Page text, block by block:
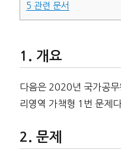
5 관련 문서
개요
다음은 2020년 국가공
리영역 가책형 1번 문제
문제